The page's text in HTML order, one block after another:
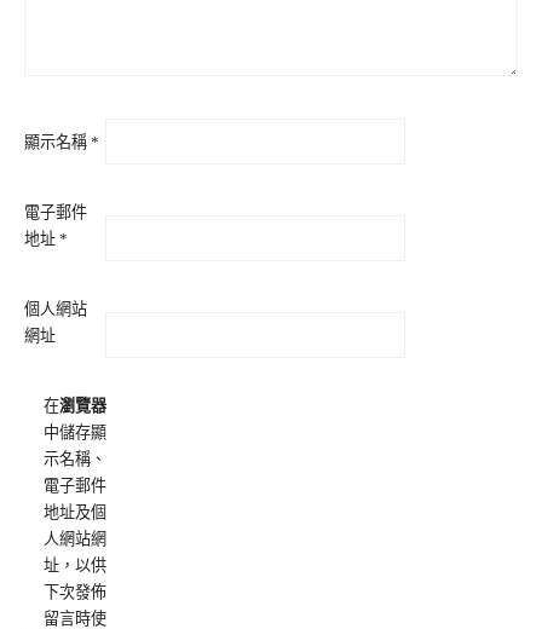
顯示名稱 *
電子郵件
地址 *
個人網站
網址
在瀏覽器
中儲存顯
示名稱、
電子郵件
地址及個
人網站網
址，以供
下次發佈
留言時使